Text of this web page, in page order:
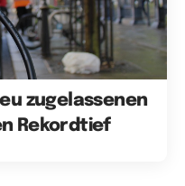
zugelassenen
Rekordtief